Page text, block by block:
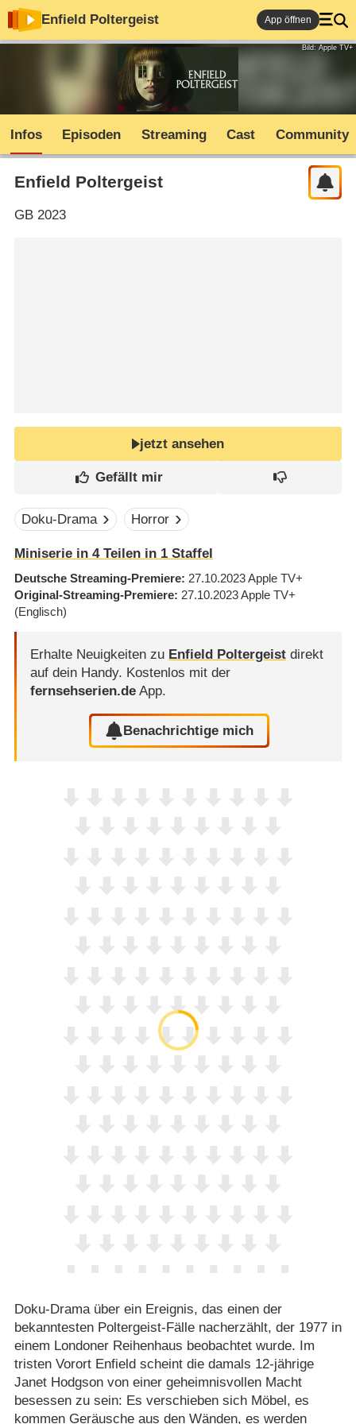
Enfield Poltergeist App öffnen
Bild: Apple TV+
Infos Episoden Streaming Cast Community
Enfield Poltergeist
GB2023
jetzt ansehen
Doku-Drama Horror
Miniserie in 4 Teilen in 1 Staffel
Deutsche Streaming-Premiere 27.10.2023Apple TV+
Original-Streaming-Premiere 27.10.2023Apple TV+
(Englisch)
Erhalte Neuigkeiten zu Enfield Poltergeistdirekt
auf dein Handy. Kostenlos mit der
fernsehserien.deApp.
Benachrichtige mich
Doku-Drama über ein Ereignis, das einen der
bekanntesten Poltergeist-Fälle nacherzählt, der 1977 in
einem Londoner Reihenhaus beobachtet wurde. Im
tristen Vorort Enfield scheint die damals 12-jährige
Janet Hodgson von einer geheimnisvollen Macht
besessen zu sein: Es verschieben sich Möbel, es
kommen Geräusche aus den Wänden, es werden